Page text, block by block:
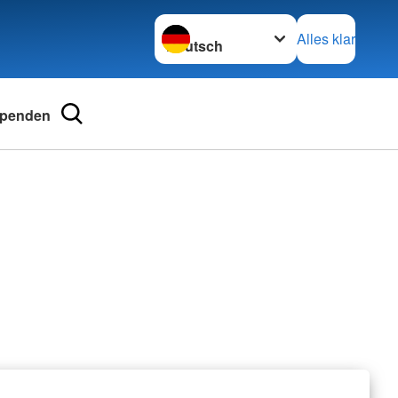
Sprache wechseln zu
Alles klar